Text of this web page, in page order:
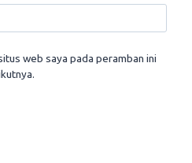
web saya pada peramban ini